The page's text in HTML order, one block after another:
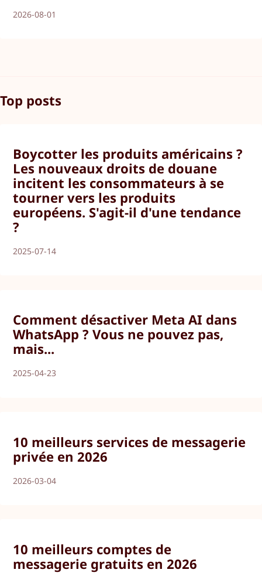
2026-08-01
Top posts
Boycotter les produits américains ?
Les nouveaux droits de douane
incitent les consommateurs à se
tourner vers les produits
européens. S'agit-il d'une tendance
?
2025-07-14
Comment désactiver Meta AI dans
WhatsApp ? Vous ne pouvez pas,
mais...
2025-04-23
10 meilleurs services de messagerie
privée en 2026
2026-03-04
10 meilleurs comptes de
messagerie gratuits en 2026